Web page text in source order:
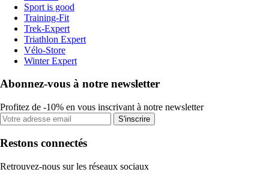
Sport is good
Training-Fit
Trek-Expert
Triathlon Expert
Vélo-Store
Winter Expert
Abonnez-vous à notre newsletter
Profitez de -10% en vous inscrivant à notre newsletter
S'inscrire
Restons connectés
Retrouvez-nous sur les réseaux sociaux